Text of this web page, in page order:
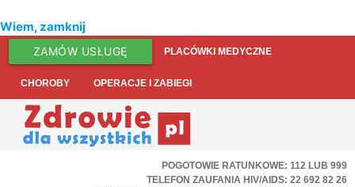
Wiem, zamknij
ZAMÓW USŁUGĘ PLACÓWKI MEDYCZNE
CHOROBY OPERACJE I ZABIEGI
POGOTOWIE RATUNKOWE: 112 LUB 999
TELEFON ZAUFANIA HIV/AIDS: 22 692 82 26